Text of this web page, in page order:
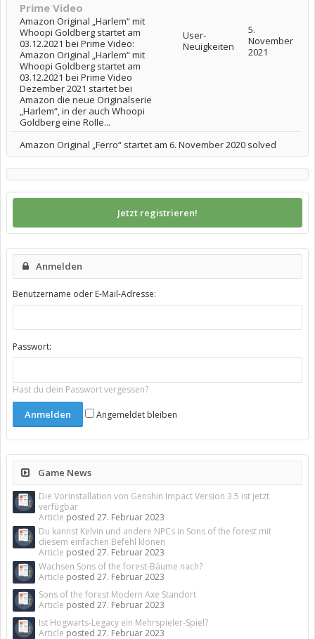
Prime Video
Amazon Original „Harlem“ mit
Whoopi Goldberg startet am
03.12.2021 bei Prime Video:
Amazon Original „Harlem“ mit
Whoopi Goldberg startet am
03.12.2021 bei Prime Video
Dezember 2021 startet bei
Amazon die neue Originalserie
„Harlem“, in der auch Whoopi
Goldberg eine Rolle...
User-
Neuigkeiten
5.
November
2021
Amazon Original „Ferro“ startet am 6. November 2020 solved
Jetzt registrieren!
Anmelden
Benutzername oder E-Mail-Adresse:
Passwort:
Hast du dein Passwort vergessen?
Angemeldet bleiben
Game News
Die Vorinstallation von Genshin Impact Version 3.5 ist jetzt
verfügbar
Article posted 27. Februar 2023
Du kannst Kelvin und andere NPCs in Sons of the forest mit
diesem einfachen Befehl klonen
Article posted 27. Februar 2023
Wachsen Sons of the forest-Bäume nach?
Article posted 27. Februar 2023
Sons of the forest Modern Axe Standort
Article posted 27. Februar 2023
Ist Hogwarts-Legacy ein Mehrspieler-Spiel?
Article posted 27. Februar 2023